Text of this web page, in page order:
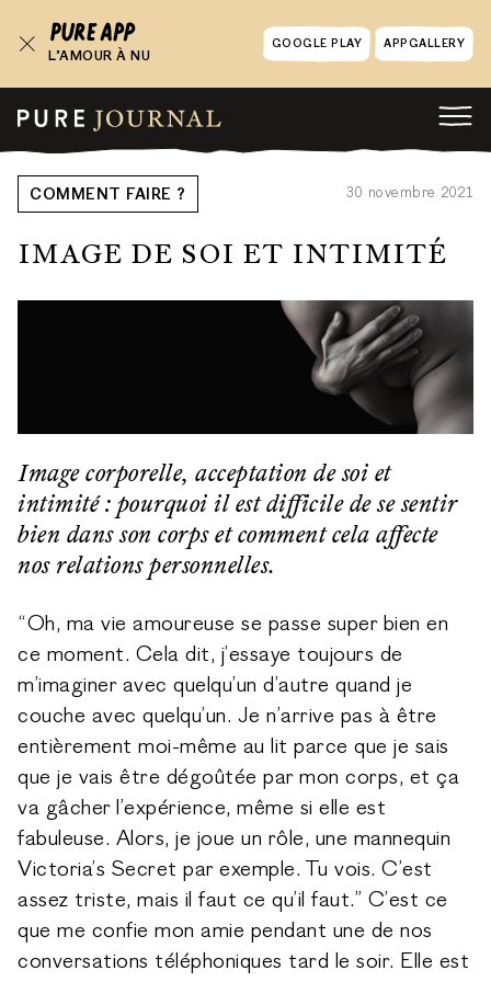
L’AMOUR À NU
GOOGLE PLAY APPGALLERY
COMMENT FAIRE ? 30 novembre 2021
IMAGE DE SOI ET INTIMITÉ
Image corporelle, acceptation de soi et
intimité : pourquoi il est difficile de se sentir
bien dans son corps et comment cela affecte
nos relations personnelles.
“Oh, ma vie amoureuse se passe super bien en
ce moment. Cela dit, j’essaye toujours de
m’imaginer avec quelqu’un d’autre quand je
couche avec quelqu’un. Je n’arrive pas à être
entièrement moi-même au lit parce que je sais
que je vais être dégoûtée par mon corps, et ça
va gâcher l’expérience, même si elle est
fabuleuse. Alors, je joue un rôle, une mannequin
Victoria’s Secret par exemple. Tu vois. C’est
assez triste, mais il faut ce qu’il faut.” C’est ce
que me confie mon amie pendant une de nos
conversations téléphoniques tard le soir. Elle est